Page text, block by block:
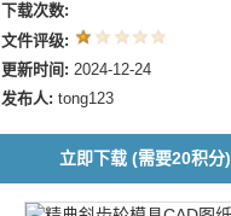
下载次数:
文件评级:
更新时间: 2024-12-24
发布人: tong123
立即下载 (需要20积分)